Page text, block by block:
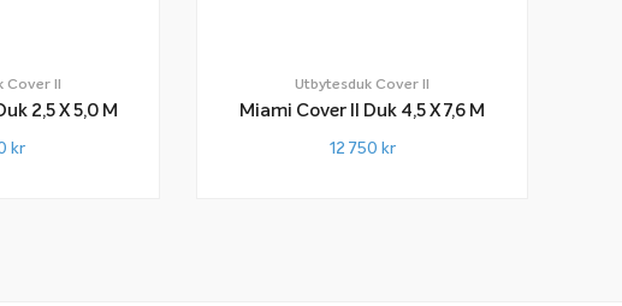
Cover II
Miami Cover II Duk 2,5 X 5,0 M
kr
Utbytesduk Cover II
Miami Cover II Duk 4,5 X 7,6 M
12 750 kr